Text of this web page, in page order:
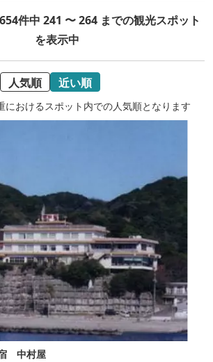
件中 241 〜 264 までの観光スポット
を表示中
人気順 近い順
おけるスポット内での人気順となります
中村屋